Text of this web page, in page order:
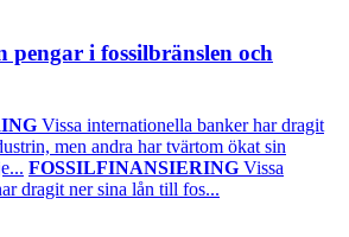
pengar i fossilbränslen och
Vissa internationella banker har dragit
men andra har tvärtom ökat sin
FOSSILFINANSIERING Vissa
dragit ner sina lån till fos...